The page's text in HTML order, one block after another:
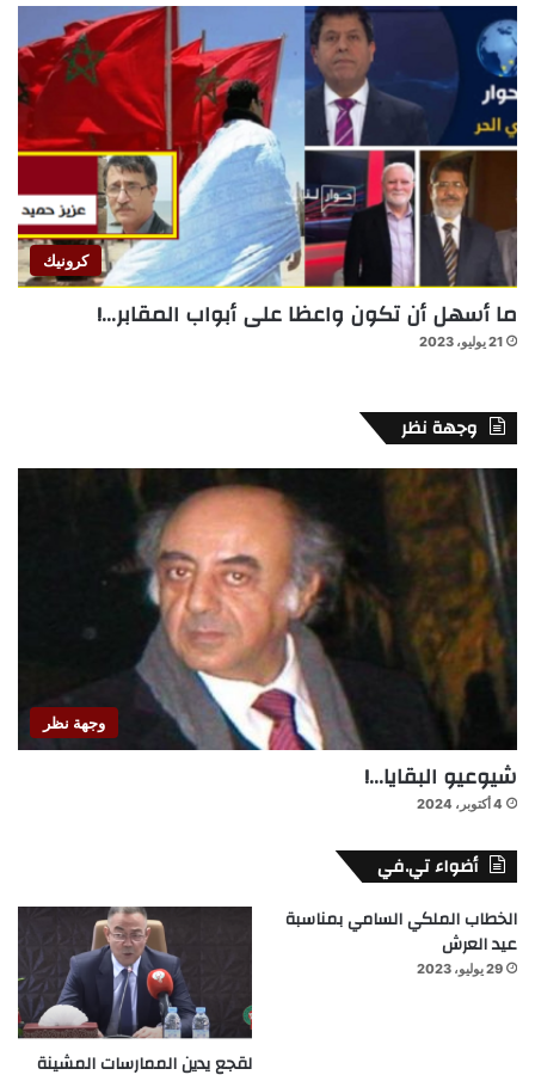
كرونيك
ما أسهل أن تكون واعظا على أبواب المقابر…!
21 يوليو، 2023
وجهة نظر
وجهة نظر
شيوعيو البقايا…!
4 أكتوبر، 2024
أضواء تي.في
الخطاب الملكي السامي بمناسبة
عيد العرش
29 يوليو، 2023
لقجع يدين الممارسات المشينة